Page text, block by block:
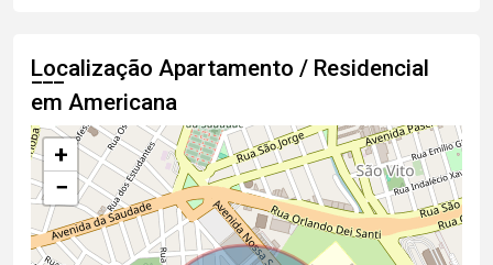
Localização Apartamento / Residencial
em Americana
+
−